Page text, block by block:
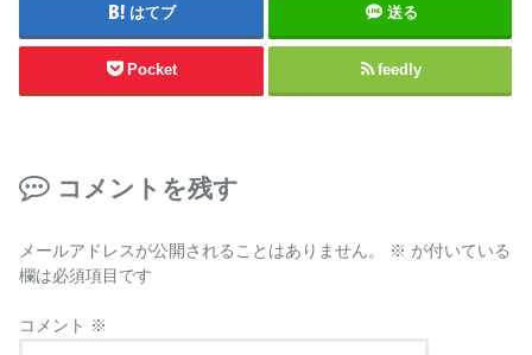
はてブ 送る
Pocket feedly
コメントを残す
メールアドレスが公開されることはありません。 ※ が付いている
欄は必須項目です
コメント ※